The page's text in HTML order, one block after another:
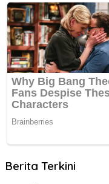
Berita Terkini